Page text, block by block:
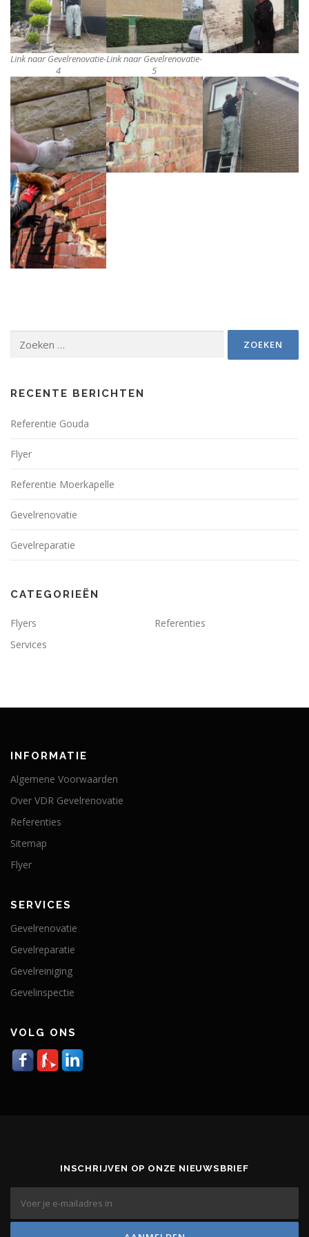
Link naar Gevelrenovatie-
4
Link naar Gevelrenovatie-
5
naar:
RECENTE BERICHTEN
Referentie Gouda
Flyer
Referentie Moerkapelle
Gevelrenovatie
Gevelreparatie
CATEGORIEËN
Flyers
Referenties
Services
INFORMATIE
Algemene Voorwaarden
Over VDR Gevelrenovatie
Referenties
Sitemap
Flyer
SERVICES
Gevelrenovatie
Gevelreparatie
Gevelreiniging
Gevelinspectie
VOLG ONS
INSCHRIJVEN OP ONZE NIEUWSBRIEF